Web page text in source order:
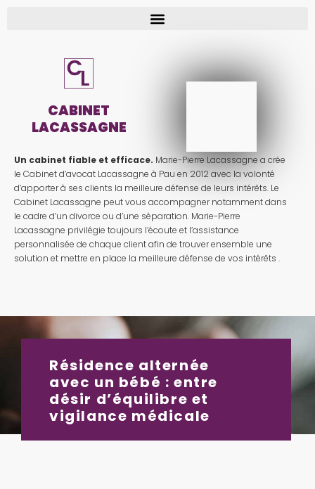
CABINET
LACASSAGNE
Un cabinet fiable et efficace. Marie-Pierre Lacassagne a crée
le Cabinet d’avocat Lacassagne à Pau en 2012 avec la volonté
d’apporter à ses clients la meilleure défense de leurs intérêts. Le
Cabinet Lacassagne peut vous accompagner notamment dans
le cadre d’un divorce ou d’une séparation. Marie-Pierre
Lacassagne privilégie toujours l’écoute et l’assistance
personnalisée de chaque client afin de trouver ensemble une
solution et mettre en place la meilleure défense de vos intérêts .
Résidence alternée
avec un bébé : entre
désir d’équilibre et
vigilance médicale